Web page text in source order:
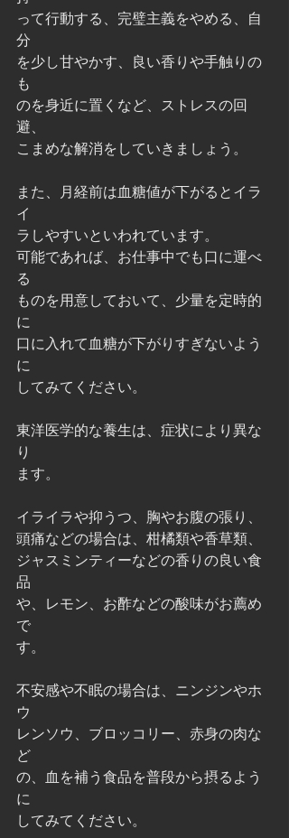
って行動する、完璧主義をやめる、自
分
を少し甘やかす、良い香りや手触りの
も
のを身近に置くなど、ストレスの回
避、
こまめな解消をしていきましょう。
また、月経前は血糖値が下がるとイラ
イ
ラしやすいといわれています。
可能であれば、お仕事中でも口に運べ
る
ものを用意しておいて、少量を定時的
に
口に入れて血糖が下がりすぎないよう
に
してみてください。
東洋医学的な養生は、症状により異な
り
ます。
イライラや抑うつ、胸やお腹の張り、
頭痛などの場合は、柑橘類や香草類、
ジャスミンティーなどの香りの良い食
品
や、レモン、お酢などの酸味がお薦め
で
す。
不安感や不眠の場合は、ニンジンやホ
ウ
レンソウ、ブロッコリー、赤身の肉な
ど
の、血を補う食品を普段から摂るよう
に
してみてください。